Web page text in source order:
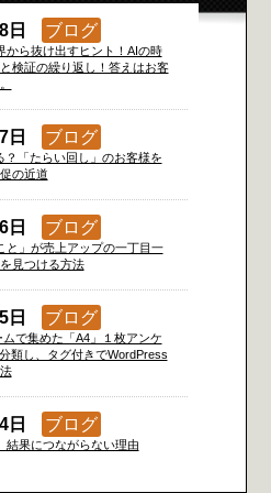
日 ブログ
から抜け出すヒント！AIの時
検証の繰り返し！答えはお客
日 ブログ
？「たらい回し」のお客様を
の近道
日 ブログ
と」が売上アップの一丁目一
見つける方法
日 ブログ
で集めた「A4」１枚アンケ
類し、タグ付きでWordPress
日 ブログ
結果につながらない理由